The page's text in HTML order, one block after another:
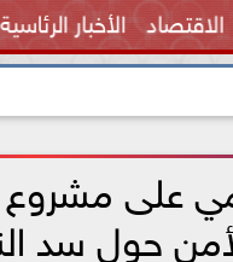
الاقتصاد الأخبار
على مشروع
حول سد